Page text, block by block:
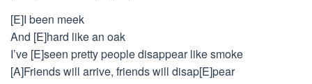
[E]I been meek
And [E]hard like an oak
I’ve [E]seen pretty people disappear like smoke
[A]Friends will arrive, friends will disap[E]pear